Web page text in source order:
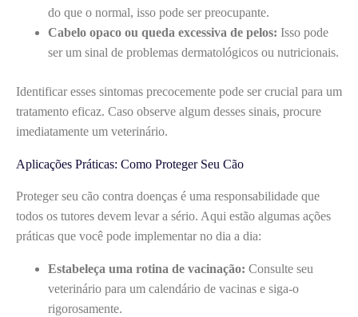
do que o normal, isso pode ser preocupante.
Cabelo opaco ou queda excessiva de pelos: Isso pode
ser um sinal de problemas dermatológicos ou nutricionais.
Identificar esses sintomas precocemente pode ser crucial para um
tratamento eficaz. Caso observe algum desses sinais, procure
imediatamente um veterinário.
Aplicações Práticas: Como Proteger Seu Cão
Proteger seu cão contra doenças é uma responsabilidade que
todos os tutores devem levar a sério. Aqui estão algumas ações
práticas que você pode implementar no dia a dia:
Estabeleça uma rotina de vacinação: Consulte seu
veterinário para um calendário de vacinas e siga-o
rigorosamente.